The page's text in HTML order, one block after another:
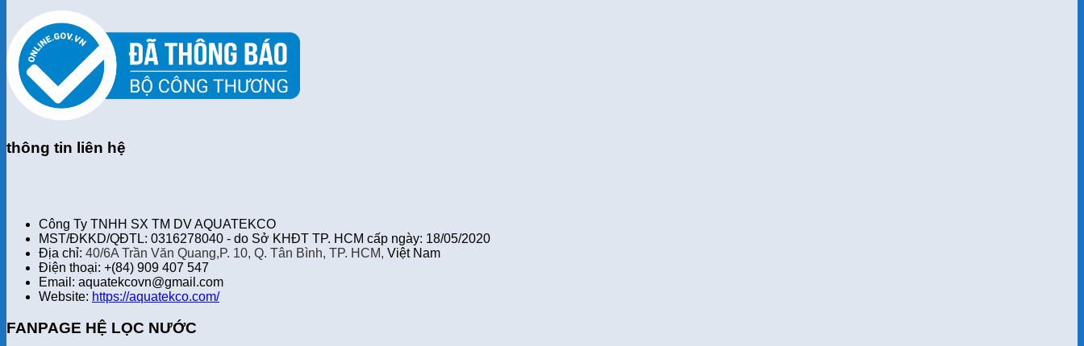
thông tin liên hệ
Công Ty TNHH SX TM DV AQUATEKCO
MST/ĐKKD/QĐTL: 0316278040 - do Sở KHĐT TP. HCM cấp ngày: 18/05/2020
Địa chỉ: 40/6A Trần Văn Quang,P. 10, Q. Tân Bình, TP. HCM, Việt Nam
Điện thoại: +(84) 909 407 547
Email: aquatekcovn@gmail.com
Website: https://aquatekco.com/
FANPAGE HỆ LỌC NƯỚC